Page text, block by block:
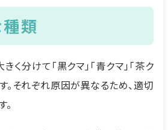
類
く分けて「黒クマ」「青クマ」「茶ク
。それぞれ原因が異なるため、適切